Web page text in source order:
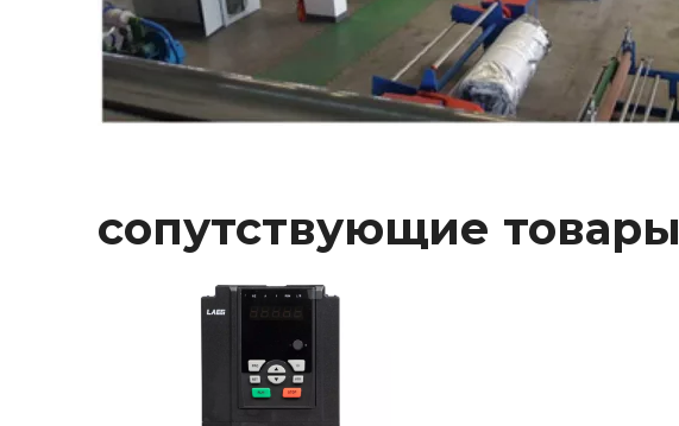
сопутствующие товары